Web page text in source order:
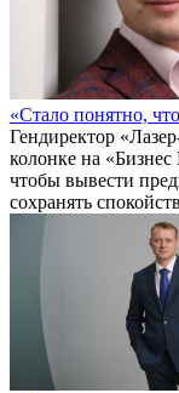
«Стало понятно,
Гендиректор
колонке на
чтобы вывести
сохранять